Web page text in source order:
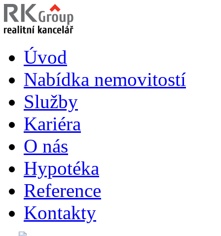
Úvod
Nabídka nemovitostí
Služby
Kariéra
O nás
Hypotéka
Reference
Kontakty